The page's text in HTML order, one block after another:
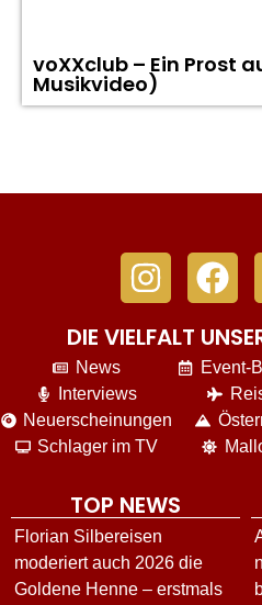
voXXclub – Ein Prost
Musikvideo)
DIE VIELFALT
News
Interviews
Neuerscheinungen
Schlager im TV
Event-
TOP NEWS
Florian Silbereisen
moderiert auch 2026 die
Goldene Henne – erstmals